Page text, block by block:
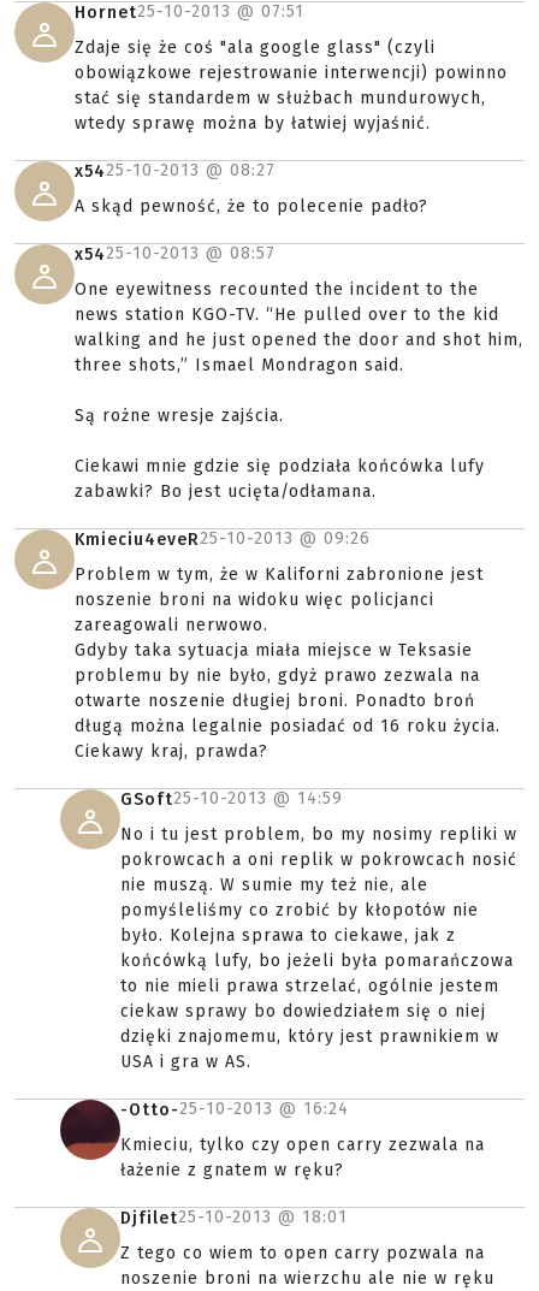
Hornet25-10-2013 @ 07:51
Zdaje się że coś "ala google glass" (czyli
obowiązkowe rejestrowanie interwencji) powinno
stać się standardem w służbach mundurowych,
wtedy sprawę można by łatwiej wyjaśnić.
x5425-10-2013 @ 08:27
A skąd pewność, że to polecenie padło?
x5425-10-2013 @ 08:57
One eyewitness recounted the incident to the
news station KGO-TV. “He pulled over to the kid
walking and he just opened the door and shot him,
three shots,” Ismael Mondragon said.
Są rożne wresje zajścia.
Ciekawi mnie gdzie się podziała końcówka lufy
zabawki? Bo jest ucięta/odłamana.
Kmieciu4eveR25-10-2013 @ 09:26
Problem w tym, że w Kaliforni zabronione jest
noszenie broni na widoku więc policjanci
zareagowali nerwowo.
Gdyby taka sytuacja miała miejsce w Teksasie
problemu by nie było, gdyż prawo zezwala na
otwarte noszenie długiej broni. Ponadto broń
długą można legalnie posiadać od 16 roku życia.
Ciekawy kraj, prawda?
GSoft25-10-2013 @ 14:59
No i tu jest problem, bo my nosimy repliki w
pokrowcach a oni replik w pokrowcach nosić
nie muszą. W sumie my też nie, ale
pomyśleliśmy co zrobić by kłopotów nie
było. Kolejna sprawa to ciekawe, jak z
końcówką lufy, bo jeżeli była pomarańczowa
to nie mieli prawa strzelać, ogólnie jestem
ciekaw sprawy bo dowiedziałem się o niej
dzięki znajomemu, który jest prawnikiem w
USA i gra w AS.
-Otto-25-10-2013 @ 16:24
Kmieciu, tylko czy open carry zezwala na
łażenie z gnatem w ręku?
Djfilet25-10-2013 @ 18:01
Z tego co wiem to open carry pozwala na
noszenie broni na wierzchu ale nie w ręku